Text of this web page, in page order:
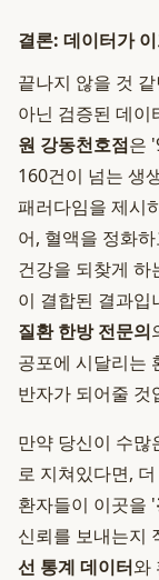
결론: 데이터가
끝나지 않을 것
아닌 검증된 데이
원 강동천호점은
160건이 넘는 생
패러다임을 제시
어, 혈액을 정화
건강을 되찾게 하
이 결합된 결과입
질환 한방 전문의
공포에 시달리는
반자가 되어줄 것
만약 당신이 수
로 지쳐있다면,
환자들이 이곳을 '
신뢰를 보내는지
선 통계 데이터와